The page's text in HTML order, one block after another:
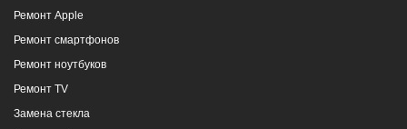
Ремонт Apple
Ремонт смартфонов
Ремонт ноутбуков
Ремонт TV
Замена стекла